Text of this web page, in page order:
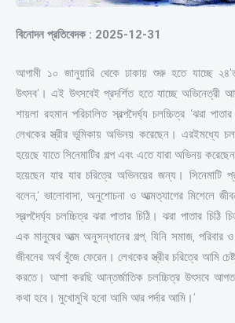
বিনোদন প্রতিবেদক : 2025-12-31
আগামী ১০ জানুয়ারি থেকে ঢাকায় শুরু হতে যাচ্ছে
উৎসব’। এই উৎসবেই প্রদর্শিত হতে যাচ্ছে অভিনেত্রী
শায়লা রহমান পরিচালিত স্বল্পদৈর্ঘ্য চলচ্চিত্র ‘ঝরা
লেখকের স্ত্রীর ভূমিকায় অভিনয় করেছেন। এরইমধ্যে
হয়েছে যাতে সিনেমাটির গল্প এবং এতে যারা অভিনয়
হয়েছেন যার যার চরিত্রে অভিনয়ের জন্য। সিনেমাটি
বলেন,‘ ভালোবাসা, অনুশোচনা ও আত্মত্যাগের মিশেলে
স্বল্পদৈর্ঘ্য চলচ্চিত্র ঝরা পাতার চিঠি। ঝরা পাতার চিঠি
এক মানুষের আত্ম অনুসন্ধানের গল্প, যিনি সমাজ, পরিবার ও
জীবনের অর্থ খুঁজে ফেরেন। লেখকের স্ত্রীর চরিত্রে আমি
করতে। আশা করছি আন্তর্জাতিক চলচ্চিত্র উৎসবে আগত
কথা হবে। মুখোমুখি হবো আমি আর পর্দার আমি।’